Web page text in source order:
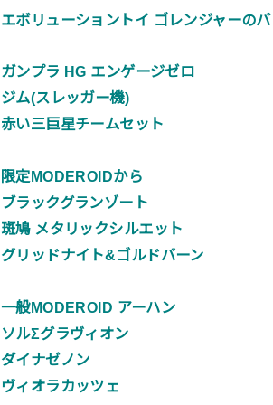
エボリューショントイ ゴレンジャーの
ガンプラ HG エンゲージゼロ
ジム(スレッガー機)
赤い三巨星チームセット
限定MODEROIDから
ブラックグランゾート
斑鳩 メタリックシルエット
グリッドナイト&ゴルドバーン
一般MODEROID アーハン
ソルΣグラヴィオン
ダイナゼノン
ヴィオラカッツェ